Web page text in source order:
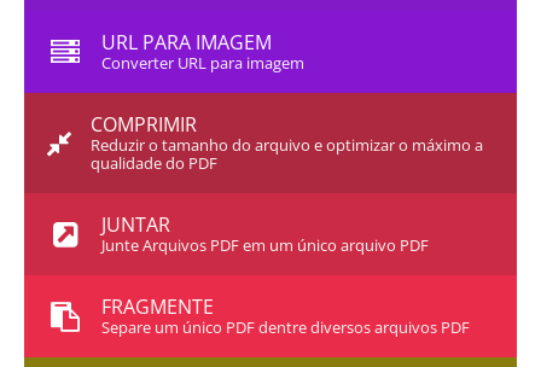
URL PARA IMAGEM
Converter URL para imagem
COMPRIMIR
Reduzir o tamanho do arquivo e optimizar o máximo a
qualidade do PDF
JUNTAR
Junte Arquivos PDF em um único arquivo PDF
FRAGMENTE
Separe um único PDF dentre diversos arquivos PDF